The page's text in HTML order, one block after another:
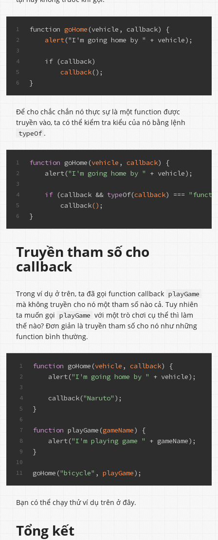
1
2
3
4
5
6
function goHome (vehicle, callback) {
alert("I'm going home by " + vehicle);
    if (callback)
callback();
}
Để cho chắc chắn nó thực sự là một function được
truyền vào, ta có thể kiểm tra kiểu của nó bằng lệnh
typeOf .
1
2
3
4
5
6
function goHome(vehicle , callback)
{
    alert(
"I'm going home by " + vehicle);
if (callback && typeOf(callback) ===
        callback
() ;
}
Truyền tham số cho
callback
Trong ví dụ ở trên, ta đã gọi function callback playGame
mà không truyền cho nó một tham số nào cả. Tuy nhiên
ta muốn gọi playGame với một trò chơi cụ thể thì làm
thế nào? Đơn giản là truyền tham số cho nó như những
function bình thường.
1
2
3
4
5
6
7
8
9
10
11
function goHome(vehicle , callback)
{
    alert(
"I'm going home by " + vehicle);
    callback(
"Naruto" );
}
function playGame(gameName)
{
    alert(
"I'm playing game "
+ gameName);
}
goHome("bicycle" , playGame) ;
Bạn có thể chạy thử ví dụ trên ở đây.
Tổng kết